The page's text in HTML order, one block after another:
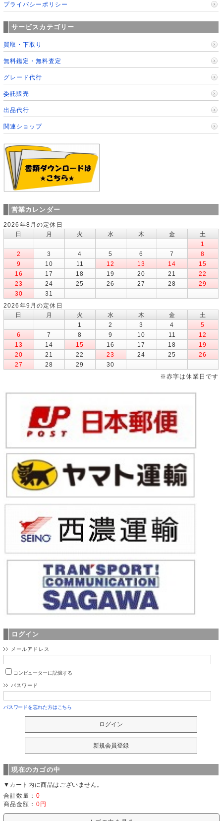
プライバシーポリシー
サービスカテゴリー
買取・下取り
無料鑑定・無料査定
グレード代行
委託販売
出品代行
関連ショップ
営業カレンダー
2026年8月の定休日
日
月 火 水 木 金
土
1
2
3 4 5 6 7
8
9
10 11 12 13 14
15
16
17 18 19 20 21
22
23
24 25 26 27 28
29
30
31
2026年9月の定休日
日
月 火 水 木 金
土
1
2 3 4
5
6
7 8 9 10 11
12
13
14 15 16 17 18
19
20
21 22 23 24 25
26
27
28 29
30
※赤字は休業日です
ログイン
メールアドレス
コンピューターに記憶する
パスワード
パスワードを忘れた方はこちら
現在のカゴの中
▼カート内に商品はございません。
合計数量： 0
商品金額： 0円